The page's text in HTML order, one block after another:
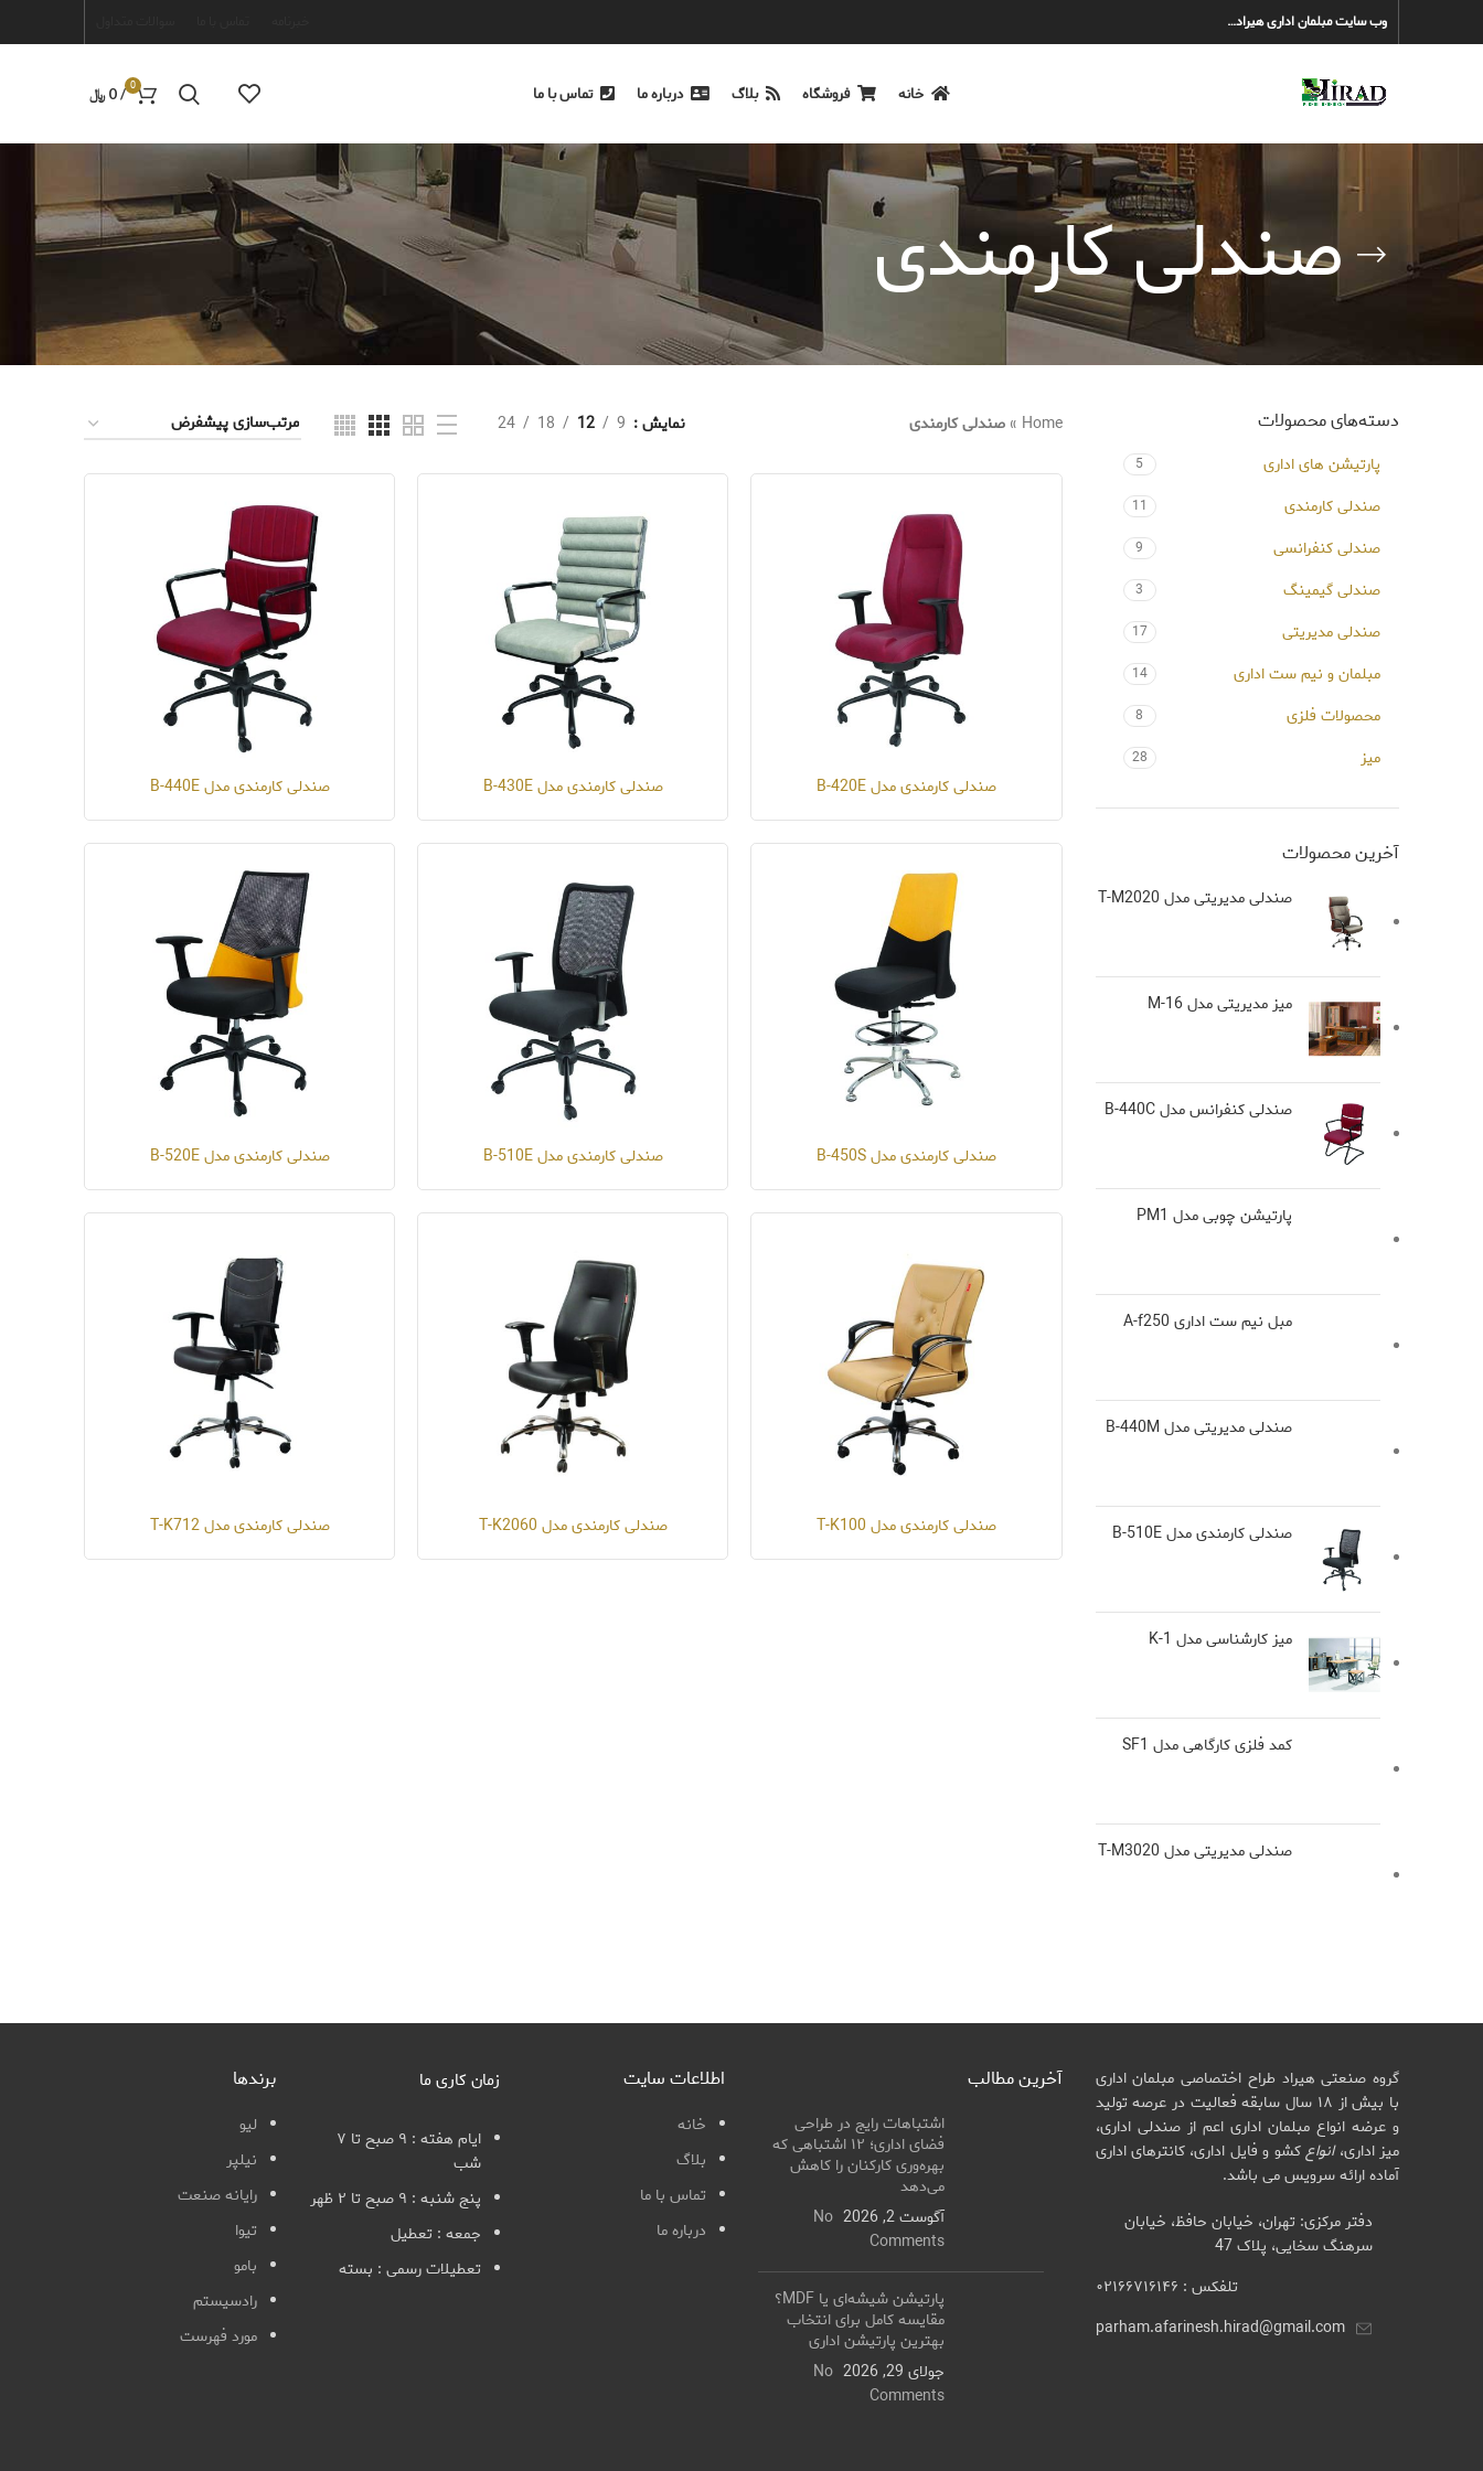
وب سایت مبلمان اداری هیراد…
خانه فروشگاه بلاگ درباره ما تماس با ما 0
/
0 ﷼
صندلی کارمندی
دسته‌های محصولات
پارتیشن های اداری 5
صندلی کارمندی 11
صندلی کنفرانسی 9
صندلی گیمینگ 3
صندلی مدیریتی 17
مبلمان و نیم ست اداری 14
محصولات فلزی 8
میز 28
آخرین محصولات
صندلی مدیریتی مدل T-M2020
میز مدیریتی مدل M-16
صندلی کنفرانس مدل B-440C
پارتیشن چوبی مدل PM1
مبل نیم ست اداری A-f250
صندلی مدیریتی مدل B-440M
صندلی کارمندی مدل B-510E
میز کارشناسی مدل K-1
کمد فلزی کارگاهی مدل SF1
صندلی مدیریتی مدل T-M3020
Home
»صندلی کارمندی نمایش 9
12
18
24
صندلی کارمندی مدل B-420E صندلی کارمندی مدل B-430E صندلی کارمندی مدل B-440E
صندلی کارمندی مدل B-450S صندلی کارمندی مدل B-510E صندلی کارمندی مدل B-520E
صندلی کارمندی مدل T-K100 صندلی کارمندی مدل T-K2060 صندلی کارمندی مدل T-K712
گروه صنعتی هیراد طراح اختصاصی مبلمان اداری
با بیش از ۱۸ سال سابقه فعالیت در عرصه تولید
و عرضه انواع مبلمان اداری اعم از صندلی اداری،
میز اداری،انواعکشو و فایل اداری، کانترهای اداری
آماده ارائه سرویس می باشد.
دفتر مرکزی: تهران، خیابان حافظ، خیابان
سرهنگ سخایی، پلاک 47
تلفکس : ۰۲۱۶۶۷۱۶۱۴۶
parham.afarinesh.hirad@gmail.com
آخرین مطالب
اشتباهات رایج در طراحی
فضای اداری؛ ۱۲ اشتباهی که
بهره‌وری کارکنان را کاهش
می‌دهد
آگوست 2, 2026
No
Comments
پارتیشن شیشه‌ای یا MDF؟
مقایسه کامل برای انتخاب
بهترین پارتیشن اداری
جولای 29, 2026
No
Comments
اطلاعات سایت
خانه
بلاگ
تماس با ما
درباره ما
زمان کاری ما
ایام هفته : ۹ صبح تا ۷
شب
پنج شنبه : ۹ صبح تا ۲ ظهر
جمعه : تعطیل
تعطیلات رسمی : بسته
برندها
لیو
نیلپر
رایانه صنعت
تیوا
بامو
رادسیستم
مورد فهرست